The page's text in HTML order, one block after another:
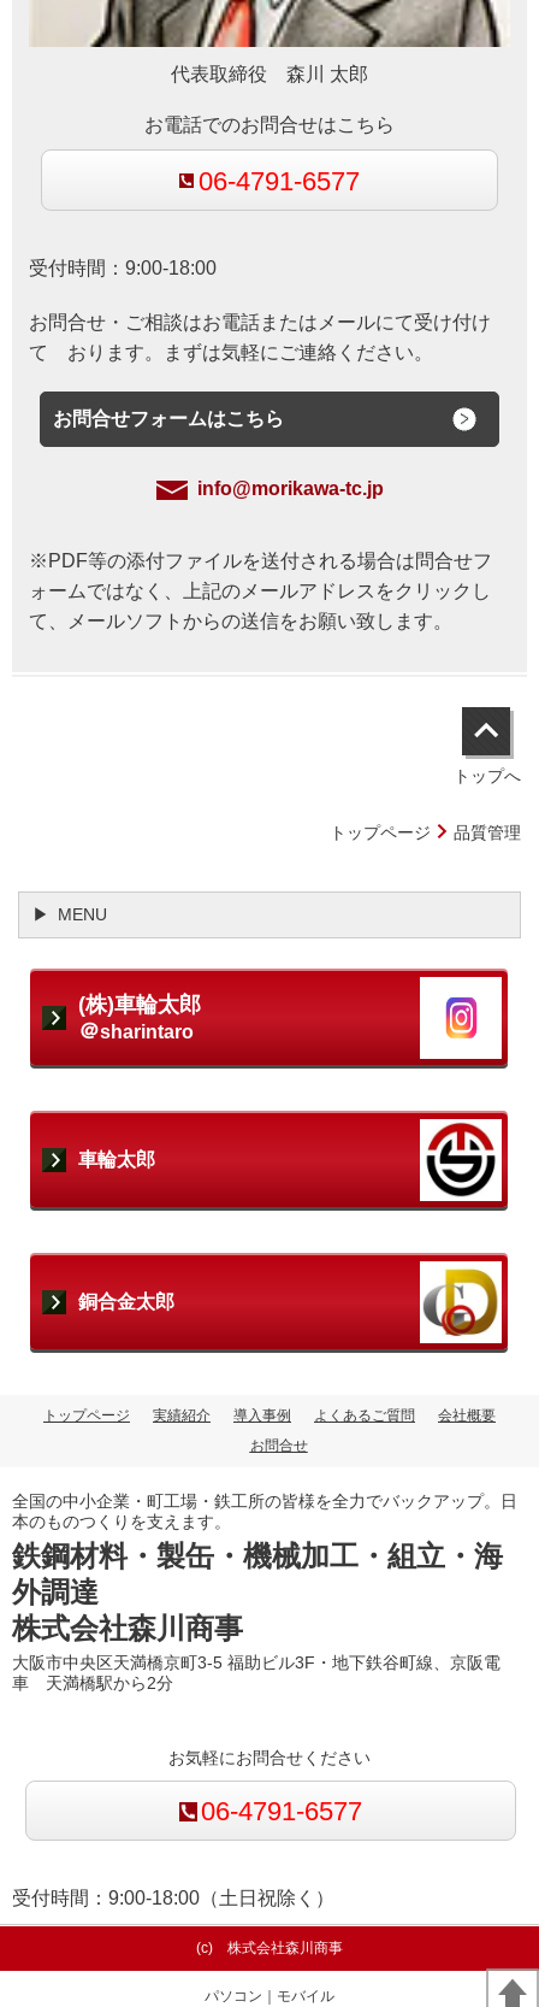
代表取締役 森川 太郎
お電話でのお問合せはこちら
06-4791-6577
受付時間：9:00-18:00
お問合せ・ご相談はお電話またはメールにて受け付け
て おります。まずは気軽にご連絡ください。
お問合せフォームはこちら
info@morikawa-tc.jp
※PDF等の添付ファイルを送付される場合は問合せフ
ォームではなく、上記のメールアドレスをクリックし
て、メールソフトからの送信をお願い致します。
トップへ
トップページ 品質管理
MENU
(株)車輪太郎
＠sharintaro
車輪太郎
銅合金太郎
トップページ 実績紹介 導入事例 よくあるご質問
会社概要
お問合せ
全国の中小企業・町工場・鉄工所の皆様を全力でバックアップ。日
本のものつくりを支えます。
鉄鋼材料・製缶・機械加工・組立・海
外調達
株式会社森川商事
大阪市中央区天満橋京町3-5 福助ビル3F・地下鉄谷町線、京阪電
車 天満橋駅から2分
お気軽にお問合せください
06-4791-6577
受付時間： 9:00-18:00（土日祝除く）
(c) 株式会社森川商事
パソコン ｜モバイル